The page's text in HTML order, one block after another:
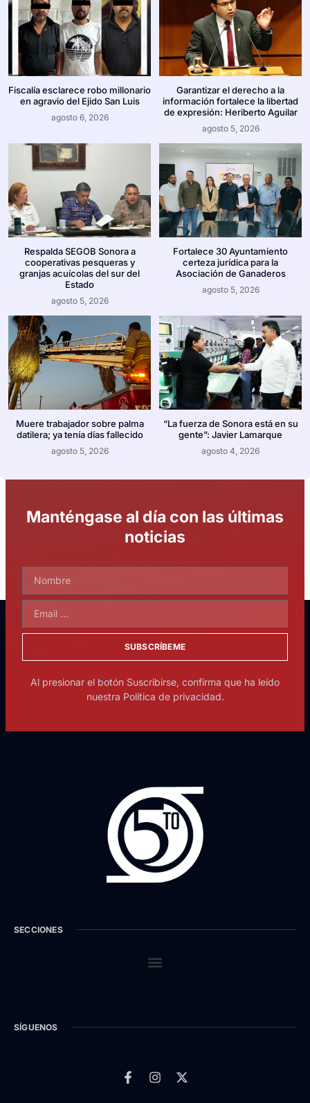
Fiscalía esclarece robo millonario
en agravio del Ejido San Luis
agosto 6, 2026
Garantizar el derecho a la
información fortalece la libertad
de expresión: Heriberto Aguilar
agosto 5, 2026
Respalda SEGOB Sonora a
cooperativas pesqueras y
granjas acuícolas del sur del
Estado
agosto 5, 2026
Fortalece 30 Ayuntamiento
certeza jurídica para la
Asociación de Ganaderos
agosto 5, 2026
Muere trabajador sobre palma
datilera; ya tenía días fallecido
agosto 5, 2026
“La fuerza de Sonora está en su
gente”: Javier Lamarque
agosto 4, 2026
Manténgase al día con las últimas
noticias
SUBSCRÍBEME
Al presionar el botón Suscribirse, confirma que ha leído
nuestra Política de privacidad.
SECCIONES
SÍGUENOS